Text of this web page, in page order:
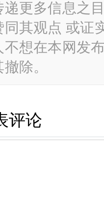
递更多信息之
同其观点 或证
不想在本网发
除。
评论